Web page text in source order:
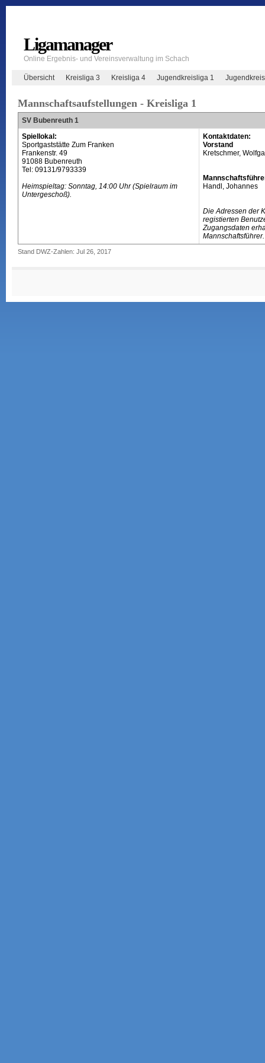
Ligamanager
Online Ergebnis- und Vereinsverwaltung im Schach
Übersicht Kreisliga 3 Kreisliga 4 Jugendkreisliga 1
Mannschaftsaufstellungen - Kreisliga 1
SV Bubenreuth 1
Spiellokal:
Sportgaststätte Zum Franken
Frankenstr. 49
91088 Bubenreuth
Tel: 09131/9793339
Heimspieltag: Sonntag, 14:00 Uhr (Spielraum im
Untergeschoß).
Kontaktdaten:
Vorstand
Kretschmer,
Handl, Johannes
Die Adressen der
registierten
Zugangsdaten
Mannschaftsführer.
Stand DWZ-Zahlen: Jul 26, 2017